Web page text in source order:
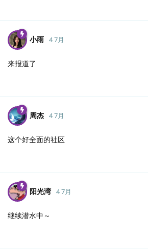
小雨 4 7月
来报道了
周杰 4 7月
这个好全面的社区
阳光湾 4 7月
继续潜水中～